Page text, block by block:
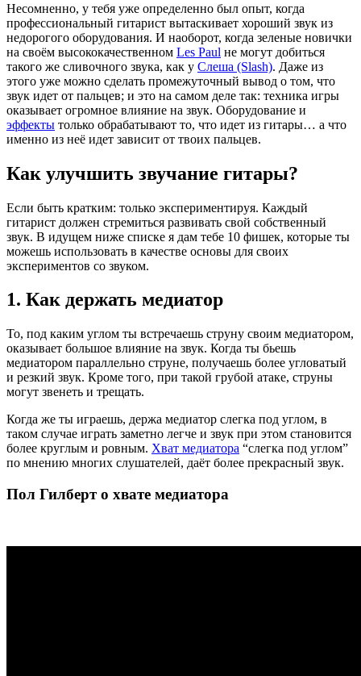
Несомненно, у тебя уже определенно был опыт, когда
профессиональный гитарист вытаскивает хороший звук из
недорогого оборудования. И наоборот, когда зеленые новички
на своём высококачественном Les Paul не могут добиться
такого же сливочного звука, как у Слеша (Slash). Даже из
этого уже можно сделать промежуточный вывод о том, что
звук идет от пальцев; и это на самом деле так: техника игры
оказывает огромное влияние на звук. Оборудование и
эффекты только обрабатывают то, что идет из гитары… а что
именно из неё идет зависит от твоих пальцев.
Как улучшить звучание гитары?
Если быть кратким: только экспериментируя. Каждый
гитарист должен стремиться развивать свой собственный
звук. В идущем ниже списке я дам тебе 10 фишек, которые ты
можешь использовать в качестве основы для своих
экспериментов со звуком.
1. Как держать медиатор
То, под каким углом ты встречаешь струну своим медиатором,
оказывает большое влияние на звук. Когда ты бьешь
медиатором параллельно струне, получаешь более угловатый
и резкий звук. Кроме того, при такой грубой атаке, струны
могут звенеть и трещать.
Когда же ты играешь, держа медиатор слегка под углом, в
таком случае играть заметно легче и звук при этом становится
более круглым и ровным. Хват медиатора “слегка под углом”
по мнению многих слушателей, даёт более прекрасный звук.
Пол Гилберт о хвате медиатора